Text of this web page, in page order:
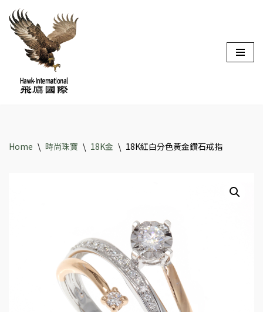
Skip
content
Home \ 時尚珠寶 \ 18K金 \ 18K紅白分色黃金鑽石戒指